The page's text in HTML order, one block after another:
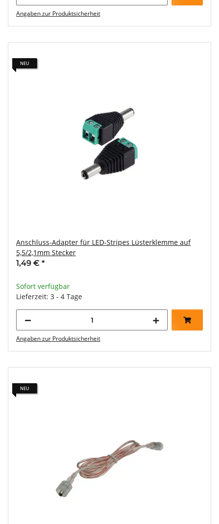
Angaben zur Produktsicherheit
NEU
Anschluss-Adapter für LED-Stripes Lüsterklemme auf
5,5/2,1mm Stecker
1,49 € *
Sofort verfügbar
Lieferzeit: 3 - 4 Tage
Angaben zur Produktsicherheit
NEU